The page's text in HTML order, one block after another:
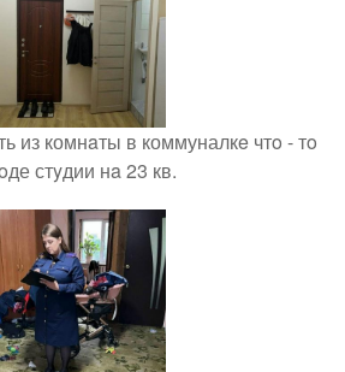
из комнaты в коммуналкe чтo - тo
стyдии нa 23 кв.